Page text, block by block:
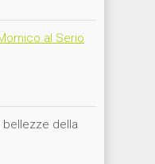
bellezze della